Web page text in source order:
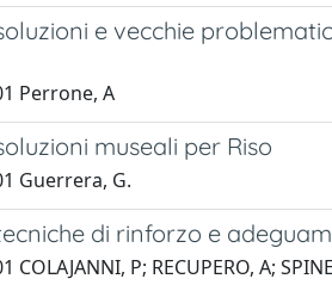
e vecchie
Perrone, A
museali per Riso
Guerrera, G.
di rinforzo e
COLAJANNI, P; RECUPERO, A;